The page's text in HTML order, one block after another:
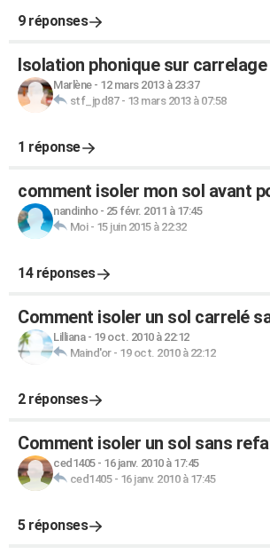
9 réponses
Isolation phonique sur
Marlène- 12 mars 2013 à 23:37
stf_jpd87- 13 mars 2013 à 07:58
1 réponse
comment isoler mon sol avant
nandinho- 25 févr. 2011 à 17:45
Moi- 15 juin 2015 à 22:32
14 réponses
Comment isoler un sol carrelé
Lilliana- 19 oct. 2010 à 22:12
Maind'or- 19 oct. 2010 à 22:12
2 réponses
Comment isoler un sol sans
ced1405- 16 janv. 2010 à 17:45
ced1405- 16 janv. 2010 à 17:45
5 réponses